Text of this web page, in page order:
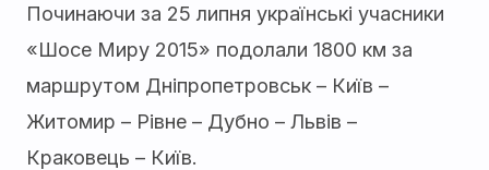
Починаючи за 25 липня українські учасники
«Шосе Миру 2015» подолали 1800 км за
маршрутом Дніпропетровськ – Київ –
Житомир – Рівне – Дубно – Львів –
Краковець – Київ.